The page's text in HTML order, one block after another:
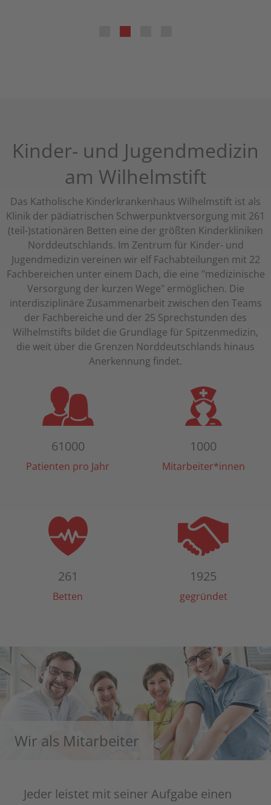
Kinder- und Jugendmedizin
am Wilhelmstift
Das Katholische Kinderkrankenhaus Wilhelmstift ist als
Klinik der pädiatrischen Schwerpunktversorgung mit 261
(teil-)stationären Betten eine der größten Kinderkliniken
Norddeutschlands. Im Zentrum für Kinder- und
Jugendmedizin vereinen wir elf Fachabteilungen mit 22
Fachbereichen unter einem Dach, die eine "medizinische
Versorgung der kurzen Wege" ermöglichen. Die
interdisziplinäre Zusammenarbeit zwischen den Teams
der Fachbereiche und der 25 Sprechstunden des
Wilhelmstifts bildet die Grundlage für Spitzenmedizin,
die weit über die Grenzen Norddeutschlands hinaus
Anerkennung findet.
61000
Patienten pro Jahr
1000
Mitarbeiter*innen
261
Betten
1925
gegründet
Wir als Mitarbeiter
Jeder leistet mit seiner Aufgabe einen